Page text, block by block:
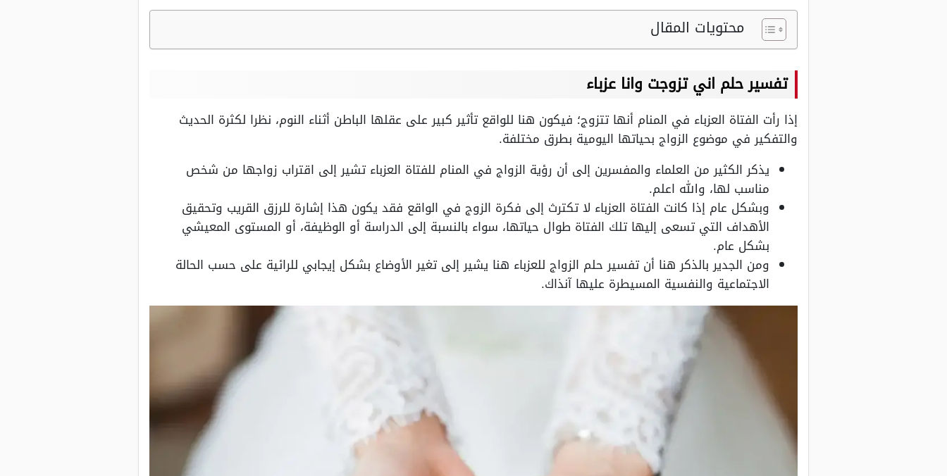
محتويات المقال
تفسير حلم اني تزوجت وانا عزباء
إذا رأت الفتاة العزباء في المنام أنها تتزوج؛ فيكون هنا للواقع تأثير كبير على عقلها الباطن أثناء النوم، نظرا لكثرة الحديث
والتفكير في موضوع الزواج بحياتها اليومية بطرق مختلفة.
يذكر الكثير من العلماء والمفسرين إلى أن رؤية الزواج في المنام للفتاة العزباء تشير إلى اقتراب زواجها من شخص
مناسب لها، والله اعلم.
وبشكل عام إذا كانت الفتاة العزباء لا تكترث إلى فكرة الزوج في الواقع فقد يكون هذا إشارة للرزق القريب وتحقيق
الأهداف التي تسعى إليها تلك الفتاة طوال حياتها، سواء بالنسبة إلى الدراسة أو الوظيفة، أو المستوى المعيشي
بشكل عام.
ومن الجدير بالذكر هنا أن تفسير حلم الزواج للعزباء هنا يشير إلى تغير الأوضاع بشكل إيجابي للرائية على حسب الحالة
الاجتماعية والنفسية المسيطرة عليها آنذاك.